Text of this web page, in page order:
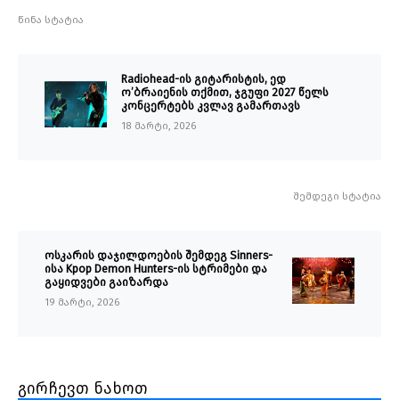
წინა სტატია
Radiohead-ის გიტარისტის, ედ
ო’ბრაიენის თქმით, ჯგუფი 2027 წელს
კონცერტებს კვლავ გამართავს
18 მარტი, 2026
შემდეგი სტატია
ოსკარის დაჯილდოების შემდეგ Sinners-
ისა Kpop Demon Hunters-ის სტრიმები და
გაყიდვები გაიზარდა
19 მარტი, 2026
გირჩევთ ნახოთ